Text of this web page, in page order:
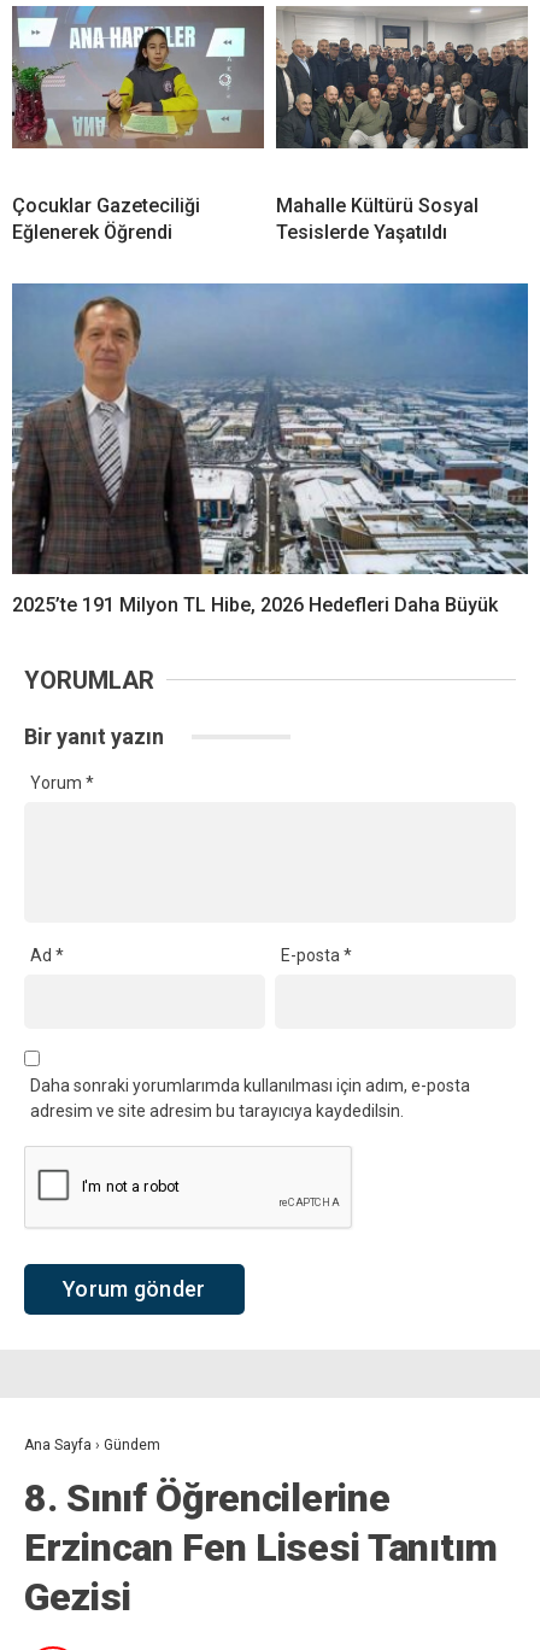
Çocuklar Gazeteciliği
Eğlenerek Öğrendi
Mahalle Kültürü Sosyal
Tesislerde Yaşatıldı
2025’te 191 Milyon TL Hibe, 2026 Hedefleri Daha Büyük
YORUMLAR
Bir yanıt yazın
Yorum *
Ad * E-posta*
Daha sonraki yorumlarımda kullanılması için adım, e-posta
adresim ve site adresim bu tarayıcıya kaydedilsin.
Ana Sayfa › Gündem
8. Sınıf Öğrencilerine
Erzincan Fen Lisesi Tanıtım
Gezisi